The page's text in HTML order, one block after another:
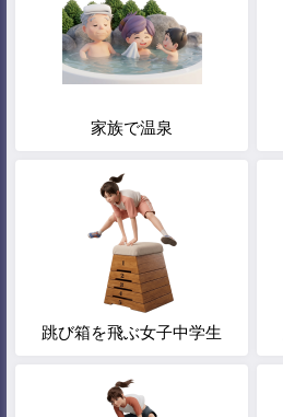
家族で温泉
跳び箱を飛ぶ女子中学生